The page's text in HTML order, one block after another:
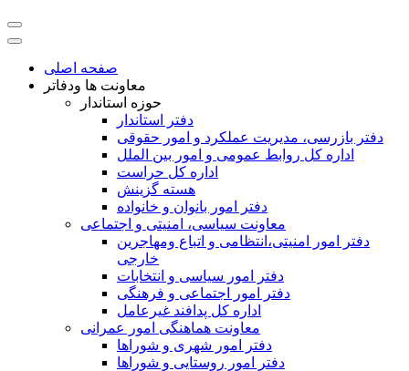
صفحه اصلی
معاونت ها ودفاتر
حوزه استاندار
دفتر استاندار
دفتر بازرسی، مدیریت عملکرد و امور حقوقی
اداره کل روابط عمومی و امور بین الملل
اداره کل حراست
هسته گزینش
دفتر امور بانوان و خانواده
معاونت سیاسی، امنیتی و اجتماعی
دفتر امور امنيتی،انتظامی و اتباع ومهاجرین
خارجی
دفتر امور سیاسی و انتخابات
دفتر امور اجتماعی و فرهنگی
اداره کل پدافند غیرعامل
معاونت هماهنگی امور عمرانی
دفتر امور شهری و شوراها
دفتر امور روستایی و شوراها